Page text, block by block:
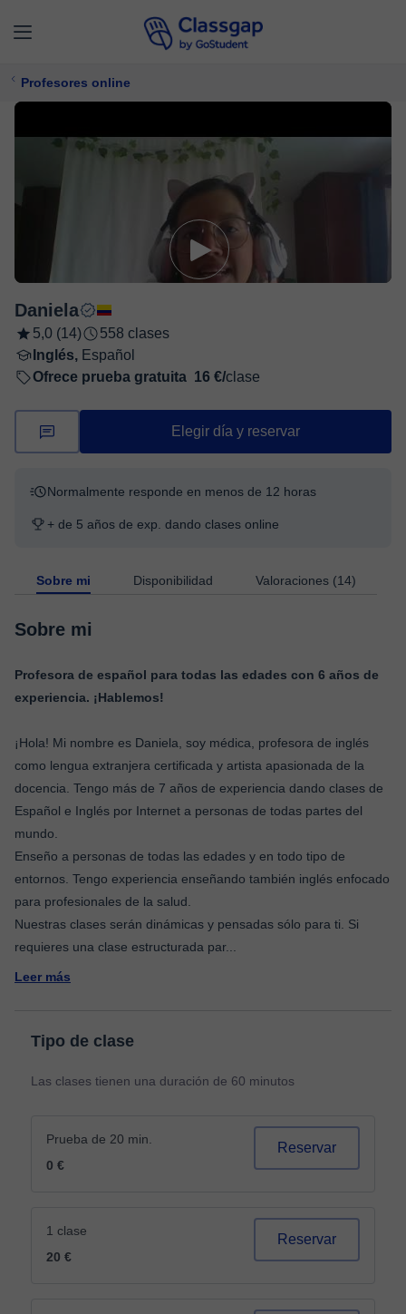
Profesores online
Daniela
5,0 (14)
558 clases
Inglés, Español
Ofrece prueba gratuita 16 €/clase
Elegir día y reservar
Normalmente responde en menos de 12 horas
+ de 5 años de exp. dando clases online
Sobre mi Disponibilidad Valoraciones (14)
Sobre mi
Profesora de español para todas las edades con 6 años de
experiencia. ¡Hablemos!
¡Hola! Mi nombre es Daniela, soy médica, profesora de inglés
como lengua extranjera certificada y artista apasionada de la
docencia. Tengo más de 7 años de experiencia dando clases de
Español e Inglés por Internet a personas de todas partes del
mundo.
Enseño a personas de todas las edades y en todo tipo de
entornos. Tengo experiencia enseñando también inglés enfocado
para profesionales de la salud.
Nuestras clases serán dinámicas y pensadas sólo para ti. Si
requieres una clase estructurada par...
Leer más
Tipo de clase
Las clases tienen una duración de 60 minutos
Prueba de 20 min.
0 €
Reservar
1 clase
20 €
Reservar